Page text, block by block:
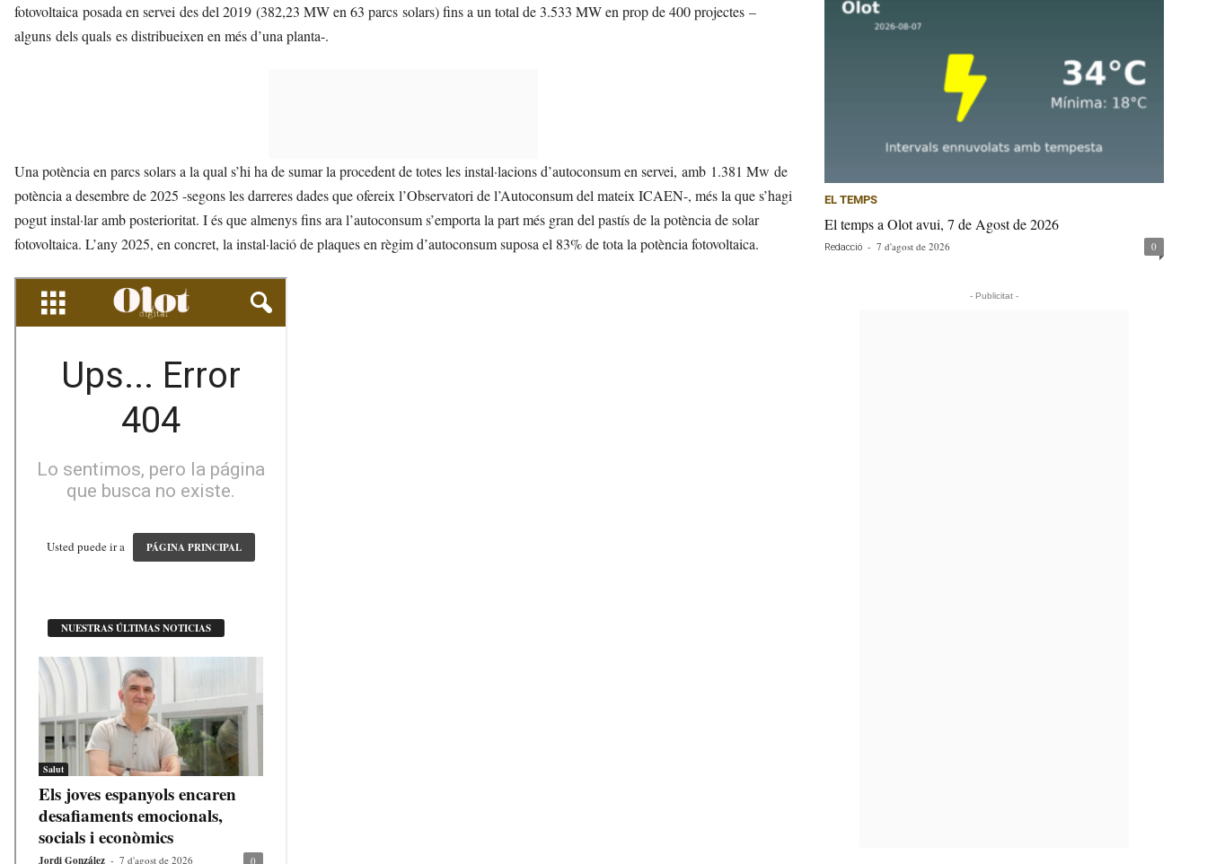
fotovoltaica posada en servei des del 2019 (382,23 MW en 63 parcs solars) fins a un total de 3.533 MW en prop de 400 projectes –
alguns dels quals es distribueixen en més d’una planta-.
Una potència en parcs solars a la qual s’hi ha de sumar la procedent de totes les instal·lacions d’autoconsum en servei, amb 1.381 Mw de
potència a desembre de 2025 -segons les darreres dades que ofereix l’Observatori de l’Autoconsum del mateix ICAEN-, més la que s’hagi
pogut instal·lar amb posterioritat. I és que almenys fins ara l’autoconsum s’emporta la part més gran del pastís de la potència de solar
fotovoltaica. L’any 2025, en concret, la instal·lació de plaques en règim d’autoconsum suposa el 83% de tota la potència fotovoltaica.
EL TEMPS
El temps a Olot avui, 7 de Agost de 2026
Redacció - 7 d'agost de 2026 0
- Publicitat -